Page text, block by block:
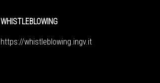
WHISTLEBLOWING
https://whistleblowing.ingv.it